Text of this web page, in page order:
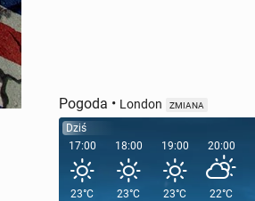
Pogoda • London ZMIANA
Dziś
17:00
23°C
18:00
23°C
19:00
23°C
20:00
22°C